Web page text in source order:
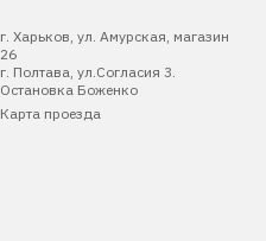
г. Харьков, ул. Амурская, магазин
26
г. Полтава, ул.Согласия 3.
Остановка Боженко
Карта проезда